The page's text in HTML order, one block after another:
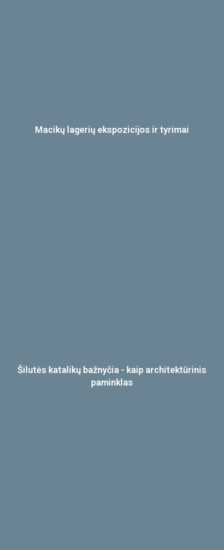
Macikų lagerių ekspozicijos ir tyrimai
Šilutės katalikų bažnyčia - kaip architektūrinis
paminklas